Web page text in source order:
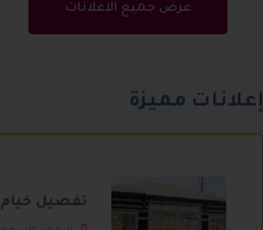
عرض جميع الاعلانات
إعلانات مميزة
تفصيل